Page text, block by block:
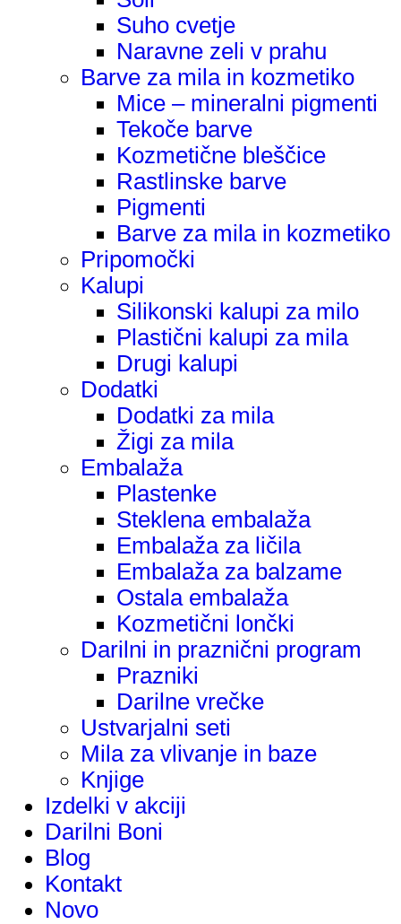
Suho cvetje
Naravne zeli v prahu
Barve za mila in kozmetiko
Mice – mineralni pigmenti
Tekoče barve
Kozmetične bleščice
Rastlinske barve
Pigmenti
Barve za mila in kozmetiko
Pripomočki
Kalupi
Silikonski kalupi za milo
Plastični kalupi za mila
Drugi kalupi
Dodatki
Dodatki za mila
Žigi za mila
Embalaža
Plastenke
Steklena embalaža
Embalaža za ličila
Embalaža za balzame
Ostala embalaža
Kozmetični lončki
Darilni in praznični program
Prazniki
Darilne vrečke
Ustvarjalni seti
Mila za vlivanje in baze
Knjige
Izdelki v akciji
Darilni Boni
Blog
Kontakt
Novo